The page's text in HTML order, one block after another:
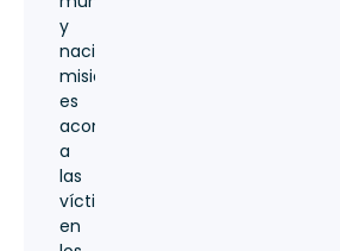
y
nacional.Nuestra
misión
es
acompañar
a
las
víctimas
en